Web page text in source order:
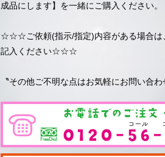
成品にします】を一緒にご購入ください。
☆☆☆ご依頼(指示/指定)内容がある場合は
記入ください☆☆☆
〝その他ご不明な点はお気軽にお問い合わ